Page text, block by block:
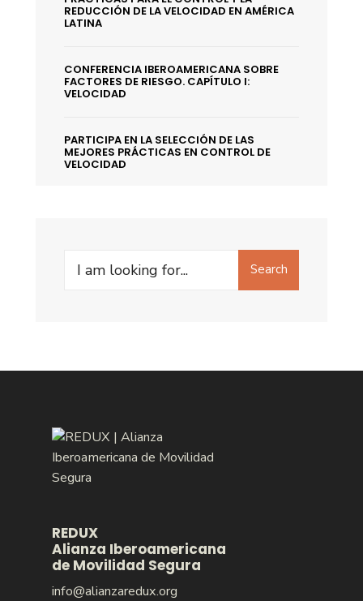
REDUCCIÓN DE LA VELOCIDAD EN AMÉRICA
LATINA
CONFERENCIA IBEROAMERICANA SOBRE
FACTORES DE RIESGO. CAPÍTULO I:
VELOCIDAD
PARTICIPA EN LA SELECCIÓN DE LAS
MEJORES PRÁCTICAS EN CONTROL DE
VELOCIDAD
Search
Search
REDUX
Alianza Iberoamericana
de Movilidad Segura
info@alianzaredux.org